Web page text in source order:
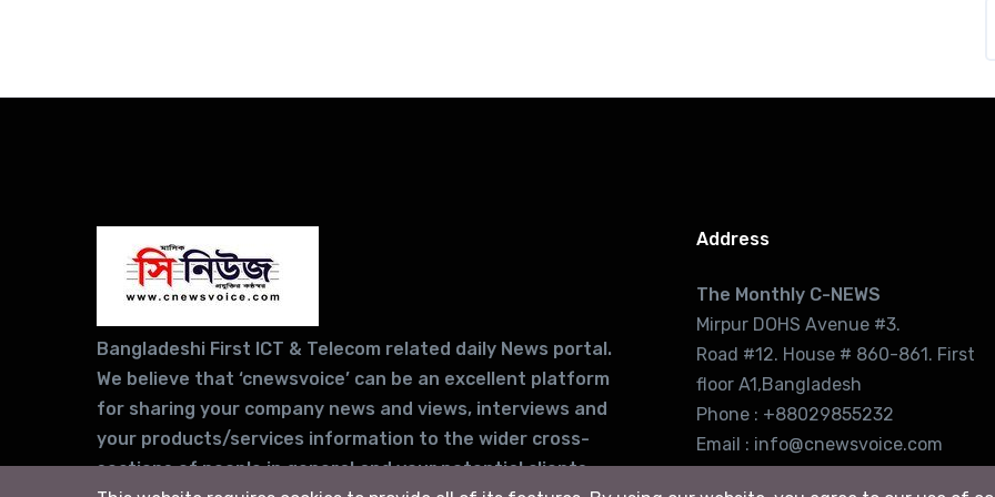
Bangladeshi First ICT & Telecom related daily News portal.
We believe that ‘cnewsvoice’ can be an excellent platform
for sharing your company news and views, interviews and
your products/services information to the wider cross-
sections of people in general and your potential clients
Address
The Monthly C-NEWS
Mirpur DOHS Avenue #3.
Road #12. House # 860-861. First
floor A1,Bangladesh
Phone : +88029855232
Email : info@cnewsvoice.com